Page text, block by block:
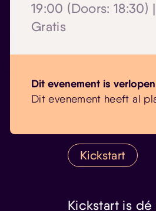
19:00 (Doors: 18:30)
Gratis
Dit evenement is verlopen
Dit evenement heeft al
Kickstart
Kickstart is